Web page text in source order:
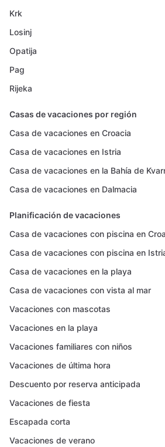
Krk
Losinj
Opatija
Pag
Rijeka
Casas de vacaciones por región
Casa de vacaciones en Croacia
Casa de vacaciones en Istria
Casa de vacaciones en la Bahía de
Casa de vacaciones en Dalmacia
Planificación de vacaciones
Casa de vacaciones con piscina en
Casa de vacaciones con piscina en
Casa de vacaciones en la playa
Casa de vacaciones con vista al mar
Vacaciones con mascotas
Vacaciones en la playa
Vacaciones familiares con niños
Vacaciones de última hora
Descuento por reserva anticipada
Vacaciones de fiesta
Escapada corta
Vacaciones de verano